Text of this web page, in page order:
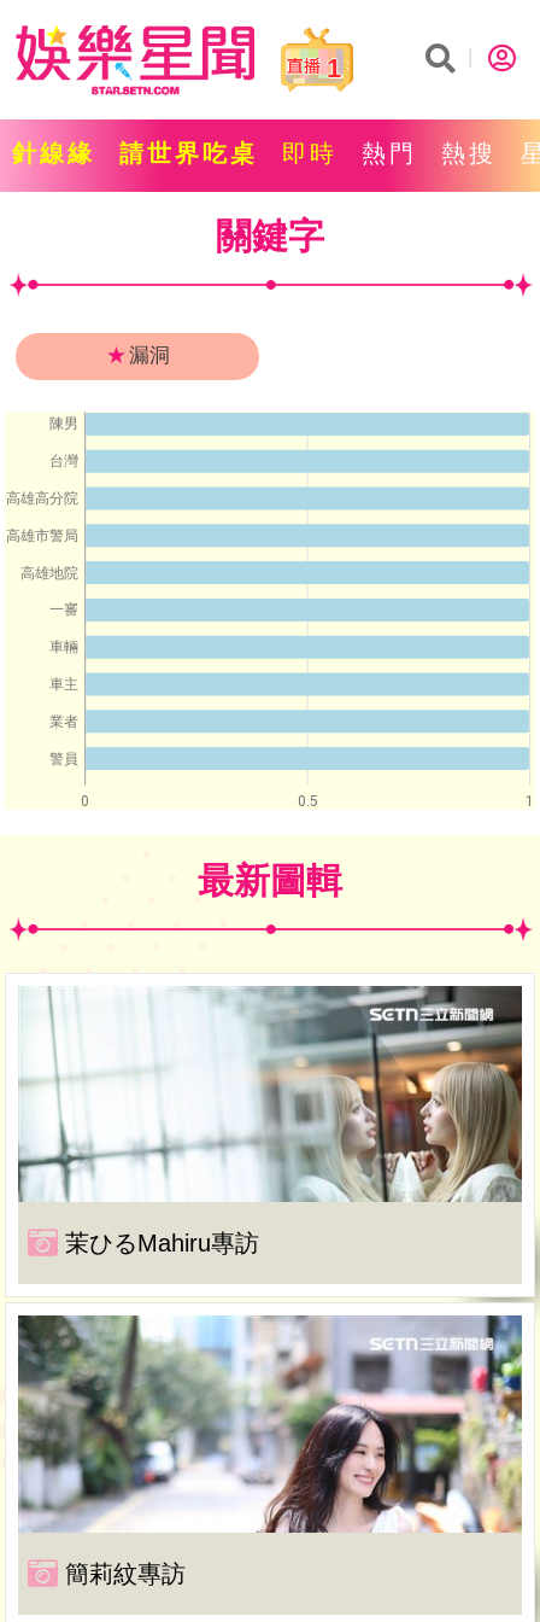
1
針線緣 請世界吃桌 即時 熱門 熱搜
關鍵字
★漏洞
0 0.5 1
陳男
台灣
高雄高分院
高雄市警局
高雄地院
一審
車輛
車主
業者
警員
最新圖輯
茉ひるMahiru專訪
簡莉紋專訪